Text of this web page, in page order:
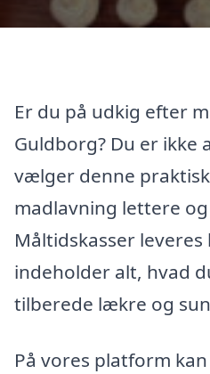
Er du på udkig efter
Guldborg? Du er ikke
vælger denne
madlavning lettere
Måltidskasser
indeholder alt, hvad
tilberede lækre og
På vores platform